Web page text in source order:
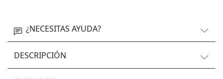
¿NECESITAS AYUDA?
DESCRIPCIÓN